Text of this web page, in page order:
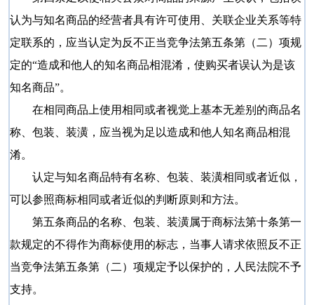
认为与知名商品的经营者具有许可使用、关联企业关系等特
定联系的，应当认定为反不正当竞争法第五条第（二）项规
定的“造成和他人的知名商品相混淆，使购买者误认为是该
知名商品”。
在相同商品上使用相同或者视觉上基本无差别的商品名
称、包装、装潢，应当视为足以造成和他人知名商品相混
淆。
认定与知名商品特有名称、包装、装潢相同或者近似，
可以参照商标相同或者近似的判断原则和方法。
第五条商品的名称、包装、装潢属于商标法第十条第一
款规定的不得作为商标使用的标志，当事人请求依照反不正
当竞争法第五条第（二）项规定予以保护的，人民法院不予
支持。